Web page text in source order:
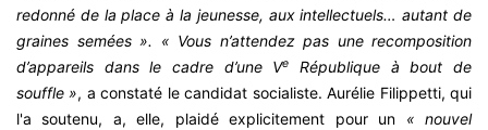
redonné de la place à la jeunesse, aux intellectuels… autant de
graines semées ». « Vous n’attendez pas une recomposition
d’appareils dans le cadre d’une Ve
République à bout de
souffle », a constaté le candidat socialiste. Aurélie Filippetti, qui
l'a soutenu, a, elle, plaidé explicitement pour un « nouvel